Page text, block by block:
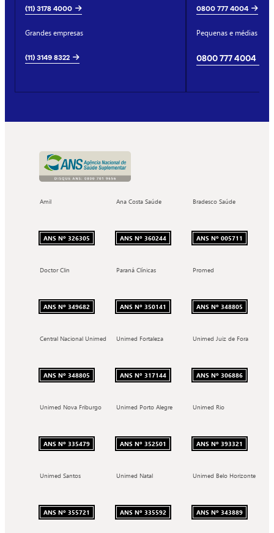
(11) 3178 4000
Grandes empresas
(11) 3149 8322
0800 777 4004
Pequenas e médias
0800 777 4004
Amil
ANS Nº 326305
Ana Costa Saúde
ANS Nº 360244
Bradesco Saúde
ANS Nº 005711
Doctor Clin
ANS Nº 349682
Paraná Clínicas
ANS Nº 350141
Promed
ANS Nº 348805
Central Nacional Unimed
ANS Nº 348805
Unimed Fortaleza
ANS Nº 317144
Unimed Juiz de Fora
ANS Nº 306886
Unimed Nova Friburgo
ANS Nº 335479
Unimed Porto Alegre
ANS Nº 352501
Unimed Rio
ANS Nº 393321
Unimed Santos
ANS Nº 355721
Unimed Natal
ANS Nº 335592
Unimed Belo Horizonte
ANS Nº 343889